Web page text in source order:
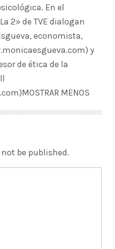
En el
2» de TVE dialogan
economista,
y
de ética de la
MENOS
be published.